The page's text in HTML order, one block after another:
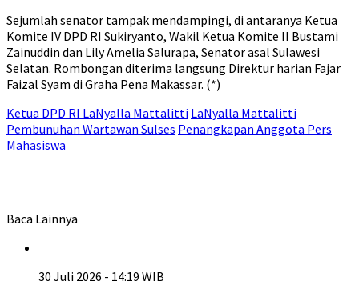
Sejumlah senator tampak mendampingi, di antaranya Ketua
Komite IV DPD RI Sukiryanto, Wakil Ketua Komite II Bustami
Zainuddin dan Lily Amelia Salurapa, Senator asal Sulawesi
Selatan. Rombongan diterima langsung Direktur harian Fajar
Faizal Syam di Graha Pena Makassar. (*)
Ketua DPD RI LaNyalla Mattalitti LaNyalla Mattalitti
Pembunuhan Wartawan Sulses Penangkapan Anggota Pers
Mahasiswa
Baca Lainnya
30 Juli 2026 - 14:19 WIB